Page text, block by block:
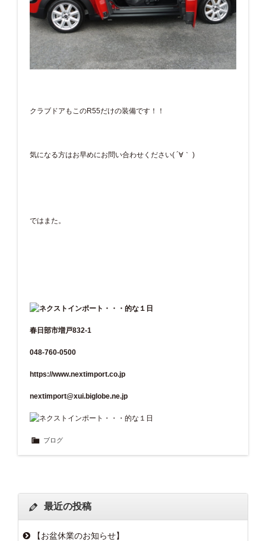
クラブドアもこのR55だけの装備です！！
気になる方はお早めにお問い合わせください( ´∀｀ )
ではまた。
春日部市増戸832-1
048-760-0500
https://www.nextimport.co.jp
nextimport@xui.biglobe.ne.jp
ブログ
最近の投稿
【お盆休業のお知らせ】